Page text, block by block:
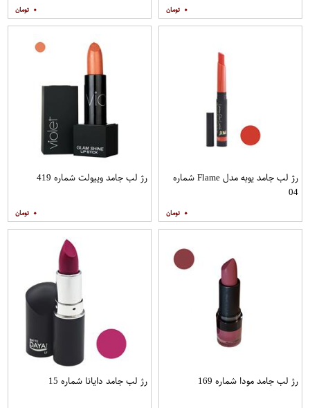
۰ ۰
رژ لب جامد یوبه مدل Flame شماره
04
۰
رژ لب جامد وییولت شماره 419
۰
رژ لب جامد مودا شماره 169 رژ لب جامد دایانا شماره 15